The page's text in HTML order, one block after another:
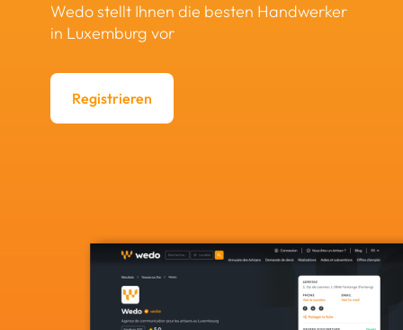
Wedo stellt Ihnen die besten Handwerker
in Luxemburg vor
Registrieren